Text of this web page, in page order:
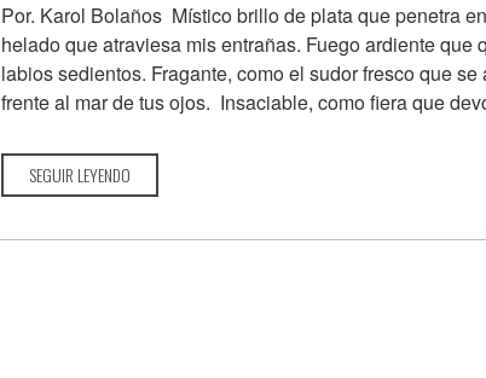
Por. Karol Bolaños Místico brillo de plata que penetra
helado que atraviesa mis entrañas. Fuego ardiente que
labios sedientos. Fragante, como el sudor fresco que
frente al mar de tus ojos. Insaciable, como fiera que
SEGUIR LEYENDO